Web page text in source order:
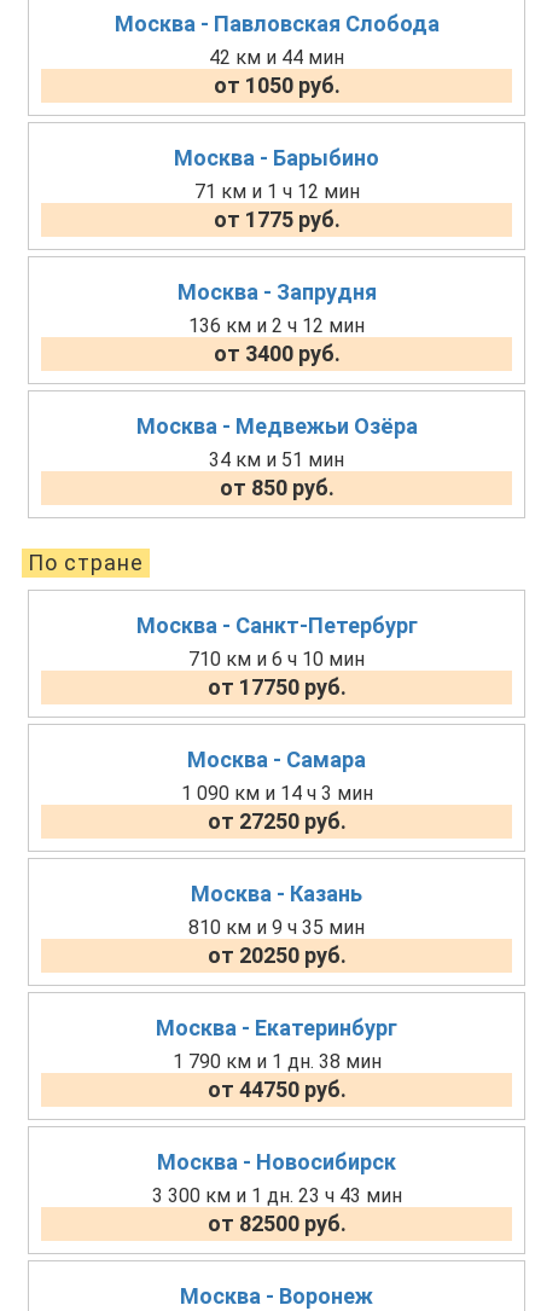
Москва - Павловская Слобода
42 км и 44 мин
от 1050 руб.
Москва - Барыбино
71 км и 1 ч 12 мин
от 1775 руб.
Москва - Запрудня
136 км и 2 ч 12 мин
от 3400 руб.
Москва - Медвежьи Озёра
34 км и 51 мин
от 850 руб.
По стране
Москва - Санкт-Петербург
710 км и 6 ч 10 мин
от 17750 руб.
Москва - Самара
1 090 км и 14 ч 3 мин
от 27250 руб.
Москва - Казань
810 км и 9 ч 35 мин
от 20250 руб.
Москва - Екатеринбург
1 790 км и 1 дн. 38 мин
от 44750 руб.
Москва - Новосибирск
3 300 км и 1 дн. 23 ч 43 мин
от 82500 руб.
Москва - Воронеж